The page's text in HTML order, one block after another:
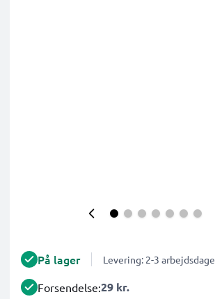
På lager Levering: 2-3 arbejdsdage
Forsendelse:29 kr.